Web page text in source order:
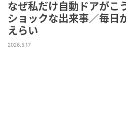
なぜ私だけ自動ドアがこ
ショックな出来事／毎日
えらい
2026.5.17